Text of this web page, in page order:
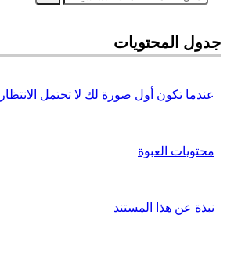
جدول المحتويات
عندما تكون أول صورة لك لا تحتمل الانتظار
محتويات العبوة
نبذة عن هذا المستند